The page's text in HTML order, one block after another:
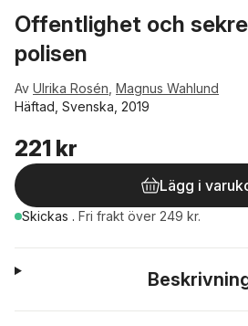
Offentlighet och
polisen
Av Ulrika Rosén Magnus Wahlund
Häftad, Svenska, 2019
221 kr
Lägg i
Skickas . Fri frakt över 249 kr.